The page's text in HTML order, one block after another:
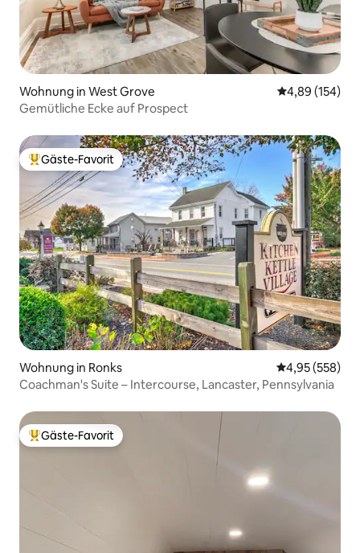
Wohnung in West Grove
4,89 (154)
Gemütliche Ecke auf Prospect
Beliebter Gäste-Favorit.
Gäste-Favorit
Wohnung in Ronks
4,95 (558)
Coachman's Suite – Intercourse, Lancaster, Pennsylvania
Beliebter Gäste-Favorit.
Gäste-Favorit